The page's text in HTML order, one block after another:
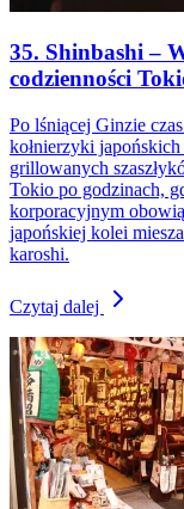
35. Shinbashi –
codzienności
Po lśniącej Ginzie
kołnierzyki
grillowanych
Tokio po godzinach,
korporacyjnym
japońskiej kolei
karoshi.
Czytaj dalej